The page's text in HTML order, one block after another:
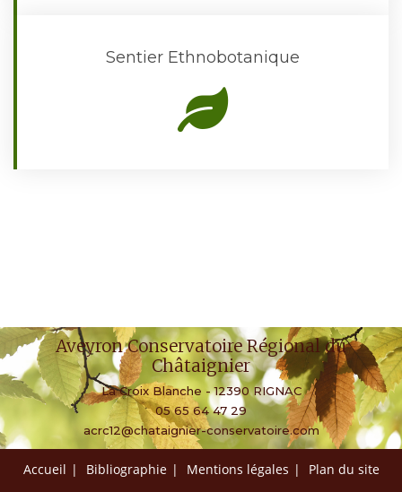
Sentier Ethnobotanique
Aveyron Conservatoire Régional du
Châtaignier
La Croix Blanche - 12390 RIGNAC
05 65 64 47 29
acrc12@chataignier-conservatoire.com
Accueil Bibliographie Mentions légales Plan du site